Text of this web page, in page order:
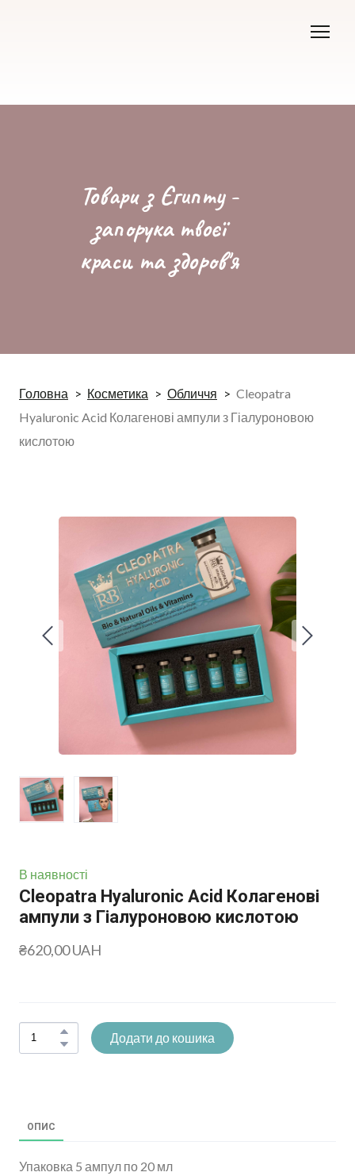
Товари з Єгипту -
запорука твоєї
краси та здоров'я
Головна Косметика Обличчя
Cleopatra
Hyaluronic Acid Колагенові ампули з Гіалуроновою
кислотою
В наявності
Cleopatra Hyaluronic Acid Колагенові
ампули з Гіалуроновою кислотою
₴620,00 UAH
Додати до кошика
ОПИС
Упаковка 5 ампул по 20 мл